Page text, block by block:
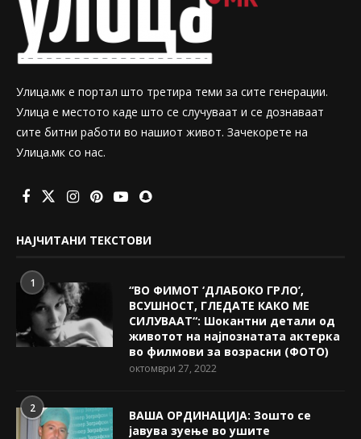
Улица.мк е портал што третира теми за сите генерации.
Улица е местото каде што се случуваат и се дознаваат
сите битни работи во нашиот живот. Зачекорете на
Улица.мк со нас.
НАЈЧИТАНИ ТЕКСТОВИ
1
“ВО ФИМОТ ‘ДЛАБОКО ГРЛО’,
ВСУШНОСТ, ГЛЕДАТЕ КАКО МЕ
СИЛУВААТ“: Шокантни детали од
животот на најпознатата актерка
во филмови за возрасни (ФОТО)
октомври 27, 2022
2
ВАША ОРДИНАЦИЈА: Зошто се
јавува зуење во ушите